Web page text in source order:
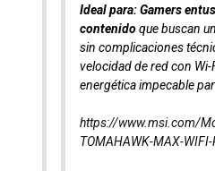
Ideal para:Gamers
contenidoque buscan
sin complicaciones
velocidad de red con
energética impecable
https://www.msi.com/
TOMAHAWK-MAX-